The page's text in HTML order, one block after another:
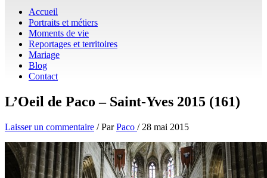
Accueil
Portraits et métiers
Moments de vie
Reportages et territoires
Mariage
Blog
Contact
L’Oeil de Paco – Saint-Yves 2015 (161)
Laisser un commentaire / ParPaco / 28 mai 2015